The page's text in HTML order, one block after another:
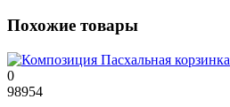
Похожие товары
0
98954